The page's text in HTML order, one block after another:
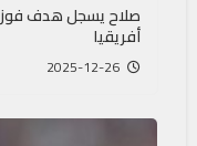
صلاح يسجل هدف
أفريقيا